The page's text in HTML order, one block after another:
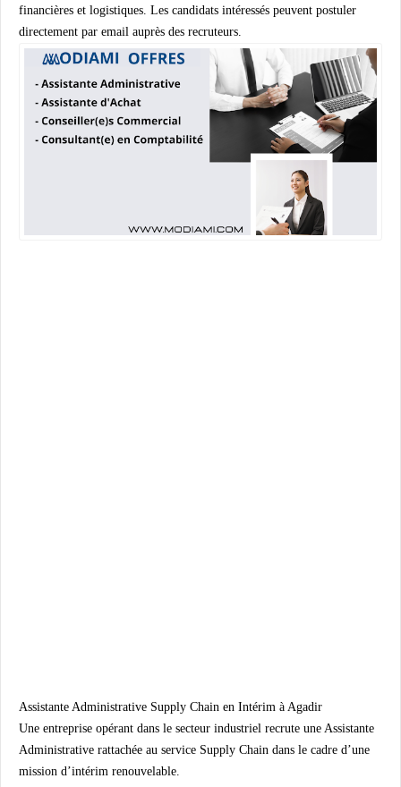
financières et logistiques. Les candidats intéressés peuvent postuler
directement par email auprès des recruteurs.
Assistante Administrative Supply Chain en Intérim à Agadir
Une entreprise opérant dans le secteur industriel recrute une Assistante
Administrative rattachée au service Supply Chain dans le cadre d’une
mission d’intérim renouvelable.